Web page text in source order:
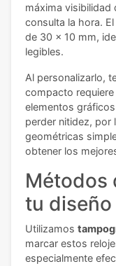
máxima visibilidad
consulta la hora.
de 30 x 10 mm,
legibles.
Al personalizarlo,
compacto
elementos
perder nitidez, por
geométricas
obtener los
Métodos
tu diseño
Utilizamos
marcar estos
especialmente